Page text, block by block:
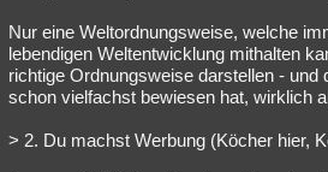
Nur eine Weltordnungsweise, welche
lebendigen Weltentwicklung mithalten
richtige Ordnungsweise darstellen - und
schon vielfachst bewiesen hat, wirklich
> 2. Du machst Werbung (Köcher hier,